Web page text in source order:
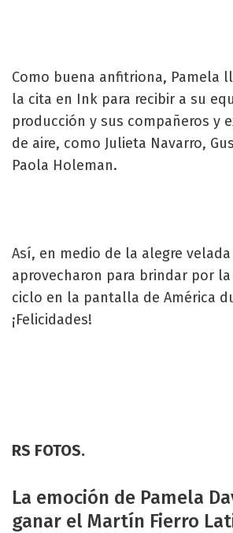
Como buena anfitriona, Pamela
la cita en Ink para recibir a su
producción y sus compañeros y
de aire, como Julieta Navarro,
Paola Holeman.
Así, en medio de la alegre
aprovecharon para brindar por
ciclo en la pantalla de América
¡Felicidades!
RS FOTOS.
La emoción de Pamela
ganar el Martín Fierro